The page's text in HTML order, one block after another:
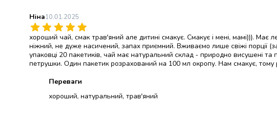
Паштети
Джеми
Консервовані
гриби
Мед
Соуси
Ніна10.01.2025
хороший чай, смак трав'яний але дитині смакує. Смакує і мені, мамі))).
ніжний, не дуже насичений, запах приємний. Вживаємо лише свіжі порції
упаковці 20 пакетиків, чай має натуральний склад - природно висушені та
петрушки. Один пакетик розрахований на 100 мл окропу. Нам смакує,
Переваги
хороший, натуральний, трав'яний